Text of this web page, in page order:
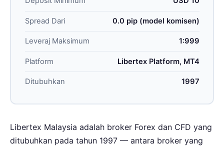
Spread Dari 0.0 pip (model komisen)
Leveraj Maksimum 1:999
Platform Libertex Platform, MT4
Ditubuhkan 1997
Libertex Malaysia adalah broker Forex dan CFD yang
ditubuhkan pada tahun 1997 — antara broker yang